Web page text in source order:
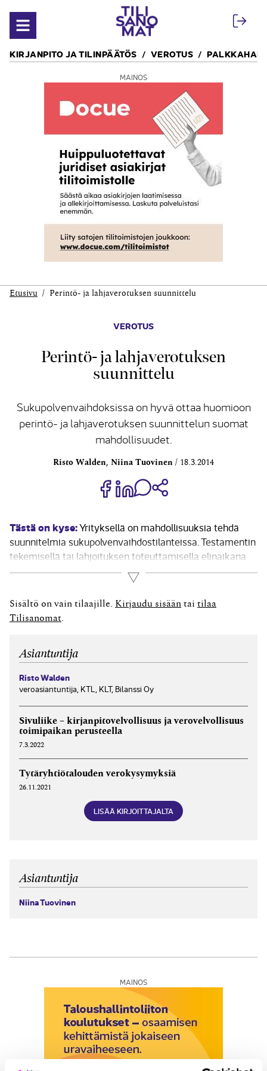
Avaa valikko
KIRJANPITO JA TILINPÄÄTÖS VEROTUS
MAINOS
Etusivu Perintö- ja lahjaverotuksen suunnittelu
VEROTUS
Perintö- ja lahjaverotuksen
suunnittelu
Sukupolvenvaihdoksissa on hyvä ottaa huomioon
perintö- ja lahjaverotuksen suunnittelun suomat
mahdollisuudet.
Risto Walden, Niina Tuovinen 18.3.2014
Jaa Share on Facebook
Jaa Share on LinkedIn
Jaa WhatsApp-viestinä
Tästä on kyse:Yrityksellä on mahdollisuuksia tehdä
suunnitelmia sukupolvenvaihdostilanteissa. Testamentin
tekemisellä tai lahjoituksen toteuttamisella elinaikana
voidaan tavoitella verotuksellisten hyötyjen lisäksi
esimerkiksi yrityksen omistuksen kohdentamista
nimenomaan toivotulle jatkajalle, luopujien eläketurvan
varmistamista tai omaisuuden pysymistä oman suvun
Lue lisää
Sisältö on vain tilaajille. Kirjaudu sisään tai tilaa
Tilisanomat
Asiantuntija
Risto Walden
veroasiantuntija, KTL, KLT, Bilanssi Oy
Sivuliike – kirjanpitovelvollisuus ja verovelvollisuus
toimipaikan perusteella
7.3.2022
Tytäryhtiötalouden verokysymyksiä
26.11.2021
LISÄÄ KIRJOITTAJALTA
Asiantuntija
Niina Tuovinen
MAINOS